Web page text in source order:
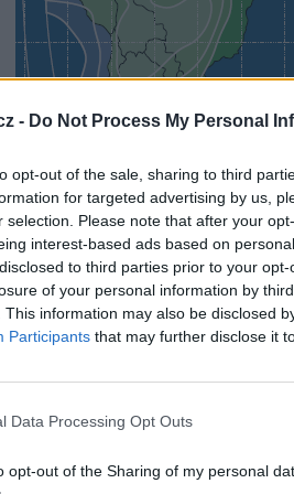
- Do Not Process My Personal
opt-out of the sale, sharing to third
for targeted advertising by us,
selection. Please note that after your
interest-based ads based on
to third parties prior to your
of your personal information by
This information may also be disclosed
Participants that may further disclose it
Data Processing Opt Outs
opt-out of the Sharing of my personal
Mapa č. 3 - Footprint satelitu Express